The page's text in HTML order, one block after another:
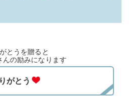
とうを贈ると
んの励みになります